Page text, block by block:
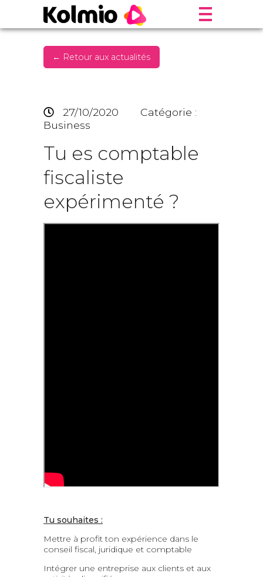
← Retour aux actualités
27/10/2020
Catégorie :
Business
Tu es comptable
fiscaliste
expérimenté ?
Tu souhaites :
Mettre à profit ton expérience dans le
conseil fiscal, juridique et comptable
Intégrer une entreprise aux clients et aux